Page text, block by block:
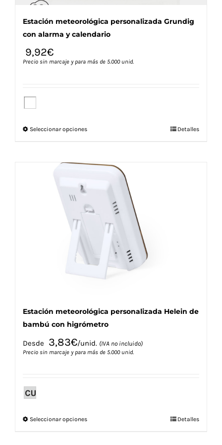
Estación meteorológica personalizada Grundig
con alarma y calendario
9,92€
Precio sin marcaje y para más de 5.000 unid.
Seleccionar opcionesEste
múltiples
variantes.
se
Detalles
Estación meteorológica personalizada Helein de
bambú con higrómetro
Desde 3,83€/unid. (IVA no incluido)
Precio sin marcaje y para más de 5.000 unid.
Seleccionar opcionesEste
Detalles